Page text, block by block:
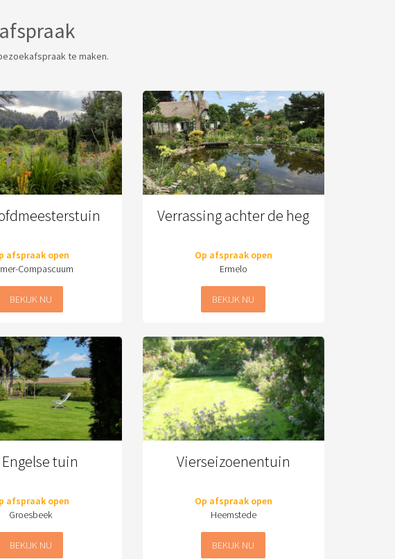
te maken.
afspraak open
Compascuum
BEKIJK NU
Verrassing achter de heg
Op afspraak open
Ermelo
BEKIJK NU
Engelse tuin
afspraak open
Groesbeek
BEKIJK NU
Vierseizoenentuin
Op afspraak open
Heemstede
BEKIJK NU